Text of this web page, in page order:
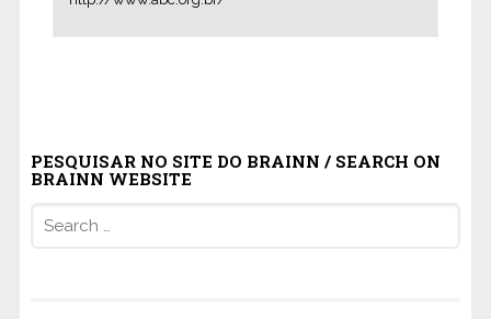
PESQUISAR NO SITE DO BRAINN / SEARCH ON
BRAINN WEBSITE
for: